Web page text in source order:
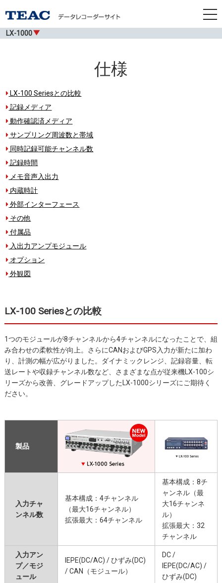
LX-1000
仕様
LX-100 Seriesとの比較
記録メディア
動作確認済メディア
サンプリング周波数と帯域
同時記録可能チャンネル数
記録時間
メモ音声入出力
内蔵時計
外部インターフェース
その他
付属品
入出力アンプモジュール
オプション
外観図
LX-100 Seriesとの比較
1つのモジュールが8チャンネルから4チャンネルになったことで、組
み合わせの柔軟性が向上。さらにCANおよびGPS入力が新たに加わ
り、計測の幅が広がりました。ダイナミックレンジ、記録容量、転
送レートや収録チャンネル数など、さまざまな点が従来機LX-100シ
リーズから改善、グレードアップしたLX-1000シリーズにご期待く
ださい。
製品
入力チャ
ンネル数
基本構成：4チャンネル
（最大16チャンネル）
拡張最大：64チャンネル
基本構成：8チ
ャンネル（最
大16チャンネ
ル）
拡張最大：32
チャンネル
入力アン
プ／モジ
ュール
IEPE(DC/AC) / ひずみ(DC)
/ CAN（モジュール）
DC /
IEPE(DC/AC) /
ひずみ(DC)